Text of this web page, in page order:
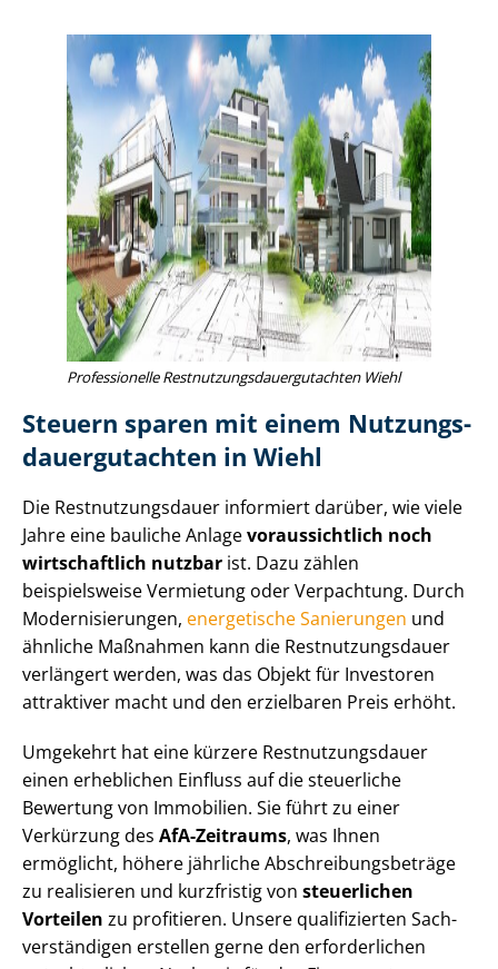
Professionelle Rest­nut­zungs­dau­er­gut­ach­ten Wiehl
Steuern sparen mit einem Nut­zungs­
dau­er­gut­ach­ten in Wiehl
Die Rest­nut­zungs­dau­er informiert darüber, wie viele
Jahre eine bauliche Anlagevoraussichtlich noch
wirtschaftlich nutzbar ist. Dazu zählen
beispielsweise Vermietung oder Verpachtung. Durch
Mo­der­ni­sie­run­gen, energetische Sanierungen und
ähnliche Maßnahmen kann die Rest­nut­zungs­dau­er
verlängert werden, was das Objekt für Investoren
attraktiver macht und den erzielbaren Preis erhöht.
Umgekehrt hat eine kürzere Rest­nut­zungs­dau­er
einen erheblichen Einfluss auf die steuerliche
Bewertung von Immobilien. Sie führt zu einer
Verkürzung des AfA-Zeitraums, was Ihnen
ermöglicht, höhere jährliche Ab­schrei­bungs­be­trä­ge
zu realisieren und kurzfristig von steuerlichen
Vorteilen zu profitieren. Unsere qualifizierten Sach­
ver­stän­di­gen erstellen gerne den erforderlichen